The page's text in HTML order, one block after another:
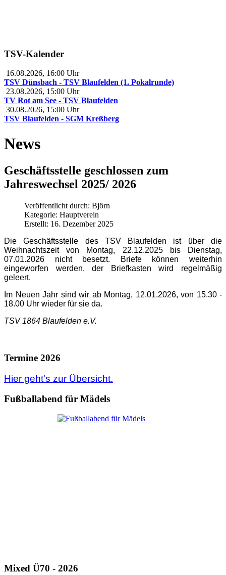
TSV-Kalender
16.08.2026, 16:00 Uhr
TSV Dünsbach - TSV Blaufelden (1. Pokalrunde)
23.08.2026, 15:00 Uhr
TV Rot am See - TSV Blaufelden
30.08.2026, 15:00 Uhr
TSV Blaufelden - SGM Kreßberg
News
Geschäftsstelle geschlossen zum
Jahreswechsel 2025/ 2026
Veröffentlicht durch: Björn
Kategorie: Hauptverein
Erstellt: 16. Dezember 2025
Die Geschäftsstelle des TSV Blaufelden ist über die
Weihnachtszeit von Montag, 22.12.2025 bis Dienstag,
07.01.2026 nicht besetzt. Briefe können weiterhin
eingeworfen werden, der Briefkasten wird regelmäßig
geleert.
Im Neuen Jahr sind wir ab Montag, 12.01.2026, von 15.30 -
18.00 Uhr wieder für sie da.
TSV 1864 Blaufelden e.V.
Termine 2026
Hier geht's zur Übersicht.
Fußballabend für Mädels
Mixed Ü70 - 2026